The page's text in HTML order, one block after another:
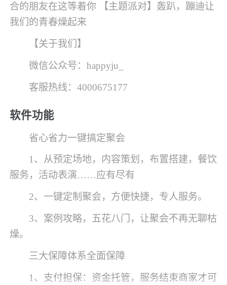
合的朋友在这等着你 【主题派对】轰趴，蹦迪让
我们的青春燥起来
【关于我们】
微信公众号：happyju_
客服热线：4000675177
软件功能
省心省力一键搞定聚会
1、从预定场地，内容策划，布置搭建，餐饮
服务，活动表演……应有尽有
2、一键定制聚会，方便快捷，专人服务。
3、案例攻略，五花八门，让聚会不再无聊枯
燥。
三大保障体系全面保障
1、支付担保：资金托管，服务结束商家才可